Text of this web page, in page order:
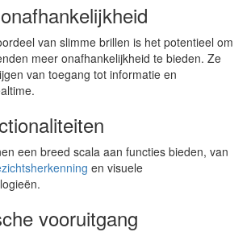
van slimme brillen is het potentieel om
meer onafhankelijkheid te bieden. Ze
van toegang tot informatie en
een breed scala aan functies bieden, van
en visuele
vooruitgang